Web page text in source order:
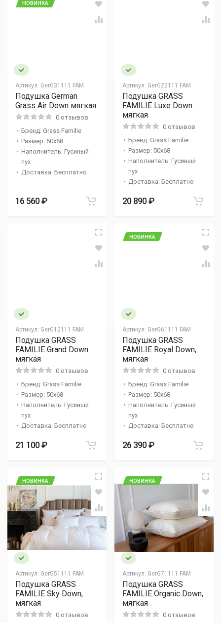
Артикул: GerG31111 FAM
НОВИНКА
Подушка German
Grass Air Down мягкая
0 отзывов
Бренд: Grass Familie
Размер: 50x68
Наполнитель: Гусиный
пух
Доставка: Бесплатно
16 560 ₽
Артикул: GerG22111 FAM
Подушка GRASS
FAMILIE Luxe Down
мягкая
0 отзывов
Бренд: Grass Familie
Размер: 50x68
Наполнитель: Гусиный
пух
Доставка: Бесплатно
20 890 ₽
Артикул: GerG12111 FAM
Подушка GRASS
FAMILIE Grand Down
мягкая
0 отзывов
Бренд: Grass Familie
Размер: 50x68
Наполнитель: Гусиный
пух
Доставка: Бесплатно
21 100 ₽
Артикул: GerG61111 FAM
НОВИНКА
Подушка GRASS
FAMILIE Royal Down,
мягкая
0 отзывов
Бренд: Grass Familie
Размер: 50x68
Наполнитель: Гусиный
пух
Доставка: Бесплатно
26 390 ₽
Артикул: GerG51111 FAM
НОВИНКА
Подушка GRASS
FAMILIE Sky Down,
мягкая
0 отзывов
Артикул: GerG71111 FAM
НОВИНКА
Подушка GRASS
FAMILIE Organic Down,
мягкая
0 отзывов